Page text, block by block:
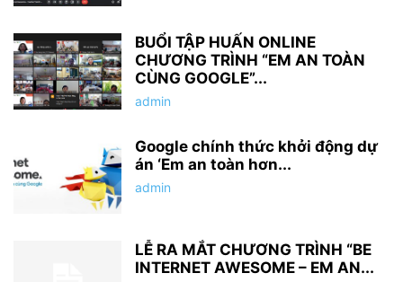
BUỔI TẬP HUẤN ONLINE
CHƯƠNG TRÌNH “EM AN TOÀN
CÙNG GOOGLE”...
admin
Google chính thức khởi động dự
án ‘Em an toàn hơn...
admin
LỄ RA MẮT CHƯƠNG TRÌNH “BE
INTERNET AWESOME – EM AN...